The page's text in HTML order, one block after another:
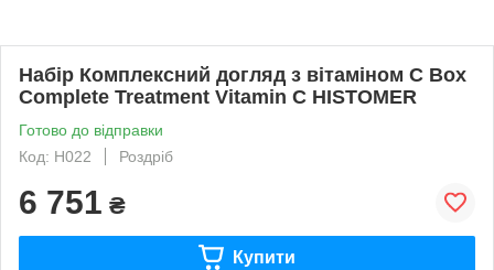
Набір Комплексний догляд з вітаміном С Box
Complete Treatment Vitamin C HISTOMER
Готово до відправки
Код: H022
Роздріб
6 751 ₴
Купити